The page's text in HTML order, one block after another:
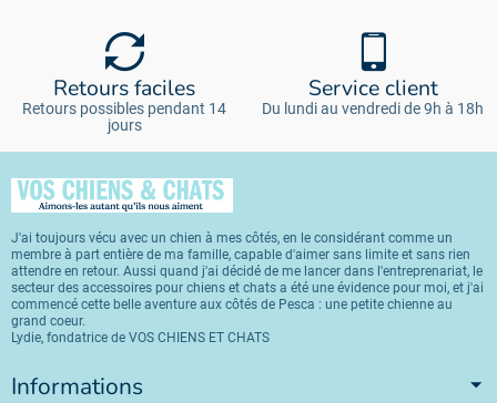
Retours faciles
Retours possibles pendant 14
jours
Service client
Du lundi au vendredi de 9h à 18h
J'ai toujours vécu avec un chien à mes côtés, en le considérant comme un
membre à part entière de ma famille, capable d'aimer sans limite et sans rien
attendre en retour. Aussi quand j'ai décidé de me lancer dans l'entreprenariat, le
secteur des accessoires pour chiens et chats a été une évidence pour moi, et j'ai
commencé cette belle aventure aux côtés de Pesca : une petite chienne au
grand coeur.
Lydie, fondatrice de VOS CHIENS ET CHATS
Informations